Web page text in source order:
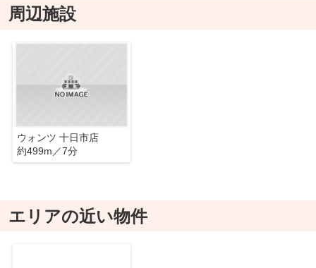
周辺施設
ウォンツ 十日市店
約499m／7分
エリアの近い物件